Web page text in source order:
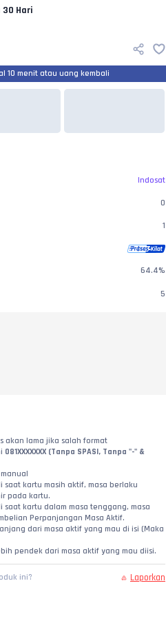
Hari
10 menit atau uang kembali
Indosat
0
1
64.4%
5
akan lama jika salah format
081XXXXXXX (Tanpa SPASI, Tanpa "-" &
kartu masih aktif, masa berlaku
pada kartu.
kartu dalam masa tenggang, masa
Perpanjangan Masa Aktif.
dari masa aktif yang mau di isi (Maka
pendek dari masa aktif yang mau diisi.
ini? Laporkan